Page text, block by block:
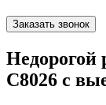
Заказать звонок
C8026 с